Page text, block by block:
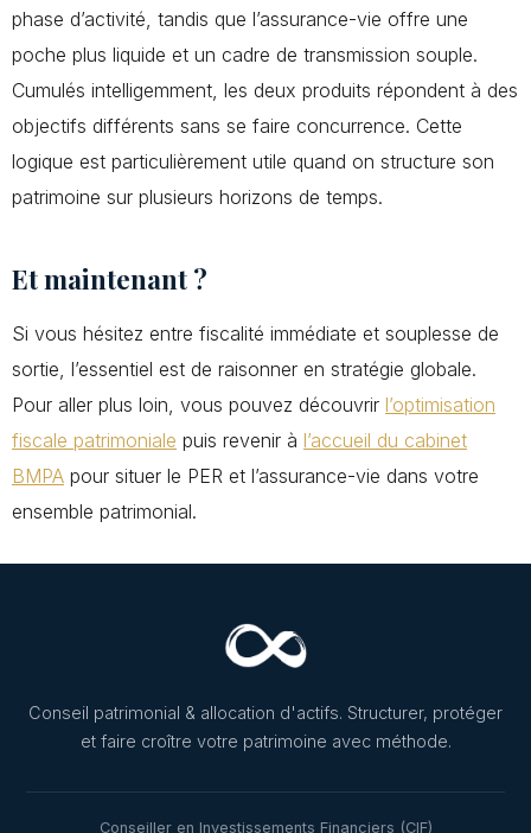
phase d’activité, tandis que l’assurance-vie offre une
poche plus liquide et un cadre de transmission souple.
Cumulés intelligemment, les deux produits répondent à des
objectifs différents sans se faire concurrence. Cette
logique est particulièrement utile quand on structure son
patrimoine sur plusieurs horizons de temps.
Et maintenant ?
Si vous hésitez entre fiscalité immédiate et souplesse de
sortie, l’essentiel est de raisonner en stratégie globale.
Pour aller plus loin, vous pouvez découvrir l’optimisation
fiscale patrimoniale puis revenir à l’accueil du cabinet
BMPA pour situer le PER et l’assurance-vie dans votre
ensemble patrimonial.
Conseil patrimonial & allocation d'actifs. Structurer, protéger
et faire croître votre patrimoine avec méthode.
Conseiller en Investissements Financiers (CIF)